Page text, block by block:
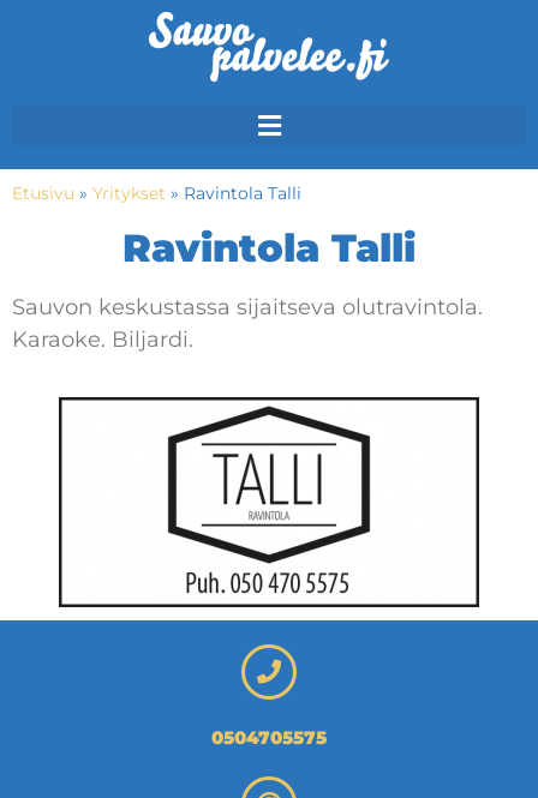
Etusivu » Yritykset » Ravintola Talli
Ravintola Talli
Sauvon keskustassa sijaitseva olutravintola.
Karaoke. Biljardi.
0504705575